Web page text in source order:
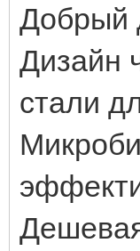
Добрый
Дизайн
стали